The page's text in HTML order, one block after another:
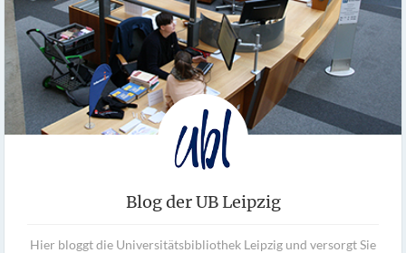
Blog der UB Leipzig
Hier bloggt die Universitätsbibliothek Leipzig und versorgt Sie